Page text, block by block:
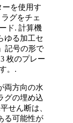
ーを使用す
グをチェ
ド. 計算機
ゆる加工セ
記号の形で
枚のプレー
。.
両方向の水
グの埋め込
せん断は、
る可能性が